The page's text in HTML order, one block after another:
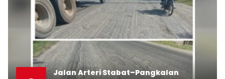
Jalan Arteri Stabat–Pangkalan